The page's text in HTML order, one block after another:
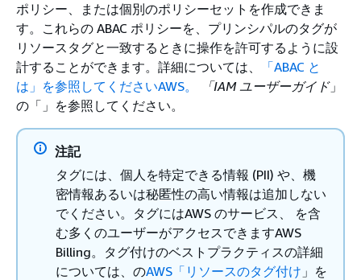
ポリシー、または個別のポリシーセットを作成できま
す。これらの ABAC ポリシーを、プリンシパルのタグが
リソースタグと一致するときに操作を許可するように設
計することができます。詳細については、
「ABAC と
は」を参照してくださいAWS。
「IAM ユーザーガイド」
の「」を参照してください。
注記
タグには、個人を特定できる情報 (PII) や、機
密情報あるいは秘匿性の高い情報は追加しない
でください。タグにはAWS のサービス、 を含
む多くのユーザーがアクセスできますAWS
Billing。タグ付けのベストプラクティスの詳細
については、のAWS「リソースのタグ付け 」を